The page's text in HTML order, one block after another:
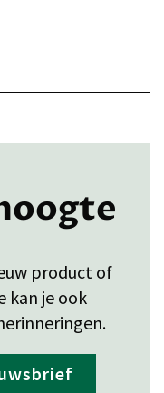
product of
kan je ook